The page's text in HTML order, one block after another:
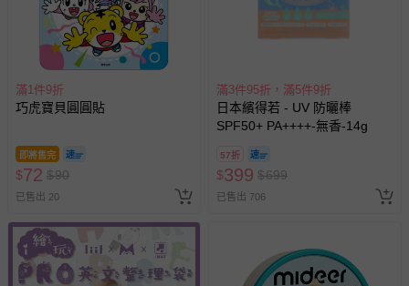
滿1件9折
巧虎寶貝圓圓貼
即將售完
$72 $90
已售出 20
滿3件95折，滿5件9折
日本繽得若 - UV 防曬棒
SPF50+ PA++++-無香-14g
57折
$399 $699
已售出 706